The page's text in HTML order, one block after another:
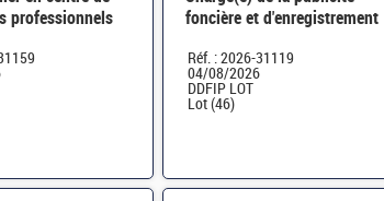
professionnels
foncière et d'enregistrement
Réf. : 2026-31119
04/08/2026
DDFIP LOT
Lot (46)